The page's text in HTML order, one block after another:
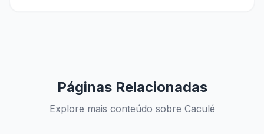
Páginas Relacionadas
Explore mais conteúdo sobre Caculé